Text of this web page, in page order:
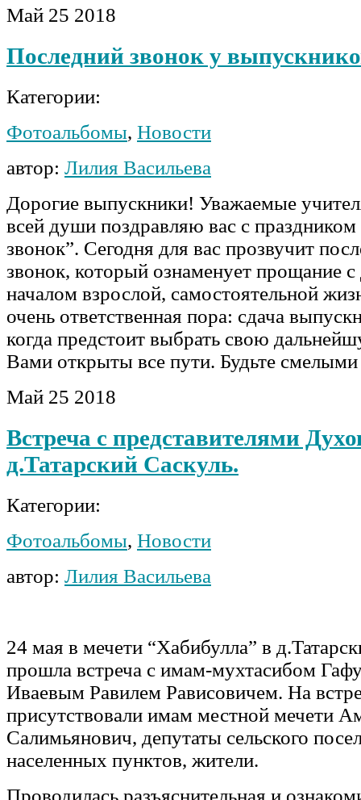
Май 25 2018
Последний звонок у
Категории:
Фотоальбомы, Новости
автор: Лилия Васильева
Дорогие выпускники! Уважаемые
всей души поздравляю вас с
звонок”. Сегодня для вас прозвучит
звонок, который ознаменует прощание с
началом взрослой, самостоятельной
очень ответственная пора: сдача
когда предстоит выбрать свою
Вами открыты все пути. Будьте
Май 25 2018
Встреча с представителями
д.Татарский Саскуль.
Категории:
Фотоальбомы, Новости
автор: Лилия Васильева
24 мая в мечети “Хабибулла” в
прошла встреча с имам-мухтасибом
Иваевым Равилем Рависовичем. На
присутствовали имам местной мечети
Салимьянович, депутаты сельского
населенных пунктов, жители.
Проводилась разъяснительная и